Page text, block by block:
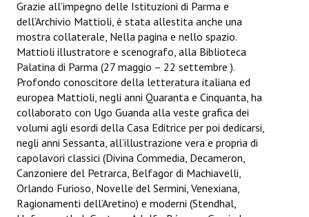
Grazie all’impegno delle Istituzioni di Parma e
dell’Archivio Mattioli, è stata allestita anche una
mostra collaterale, Nella pagina e nello spazio.
Mattioli illustratore e scenografo, alla Biblioteca
Palatina di Parma (27 maggio – 22 settembre ).
Profondo conoscitore della letteratura italiana ed
europea Mattioli, negli anni Quaranta e Cinquanta, ha
collaborato con Ugo Guanda alla veste grafica dei
volumi agli esordi della Casa Editrice per poi dedicarsi,
negli anni Sessanta, all’illustrazione vera e propria di
capolavori classici (Divina Commedia, Decameron,
Canzoniere del Petrarca, Belfagor di Machiavelli,
Orlando Furioso, Novelle del Sermini, Venexiana,
Ragionamenti dell’Aretino) e moderni (Stendhal,